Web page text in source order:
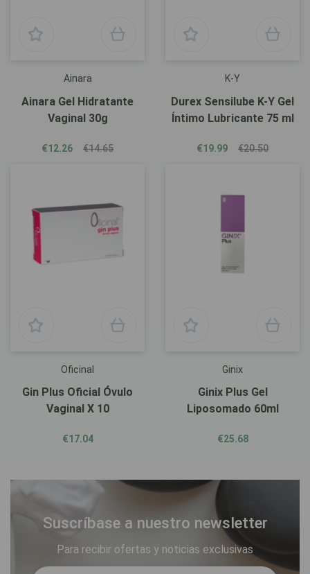
Ainara
Ainara Gel Hidratante
Vaginal 30g
€12.26 €14.65
K-Y
Durex Sensilube K-Y Gel
Íntimo Lubricante 75 ml
€19.99 €20.50
Oficinal
Gin Plus Oficial Óvulo
Vaginal X 10
€17.04
Ginix
Ginix Plus Gel
Liposomado 60ml
€25.68
Suscríbase a nuestro newsletter
Para recibir ofertas y noticias exclusivas